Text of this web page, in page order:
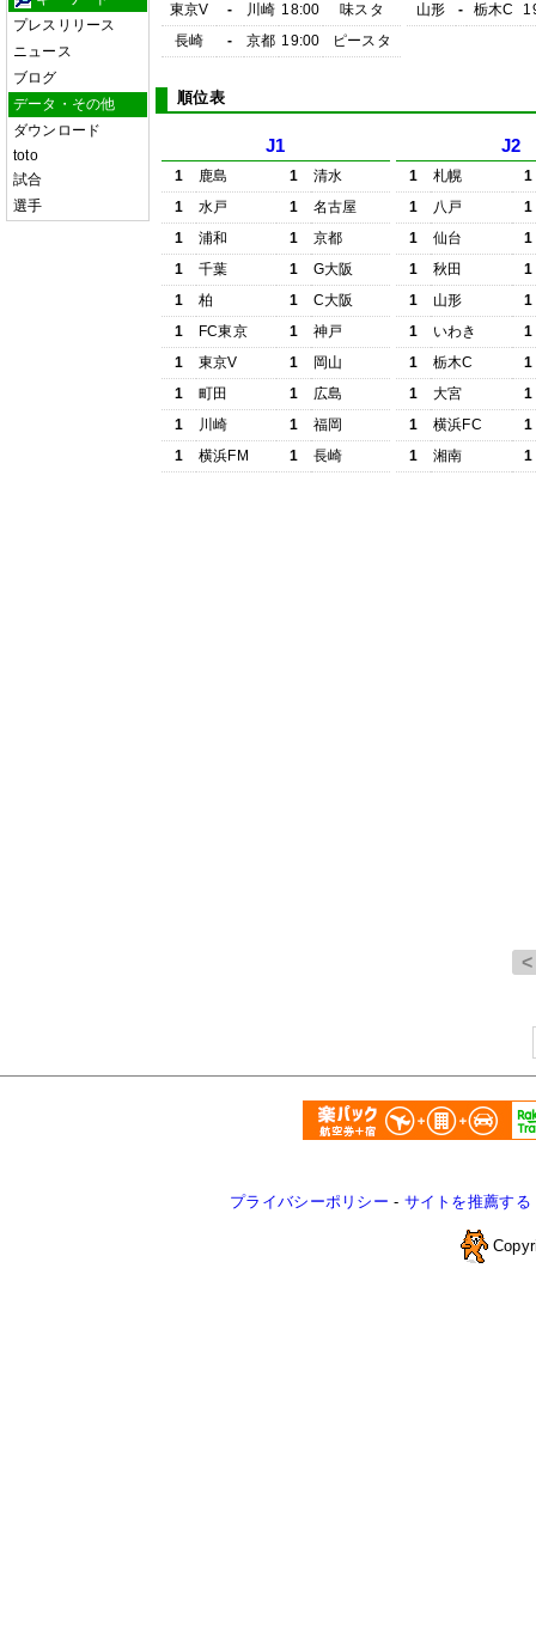
プレスリリース
ニュース
ブログ
データ・その他
ダウンロード
toto
試合
選手
東京V
- 川崎 18:00
味スタ
長崎
- 京都 19:00 ピースタ
山形
- 栃木C
順位表
J1
1 鹿島 1
清水
1
水戸 1
名古屋
1
浦和 1
京都
1
千葉 1
G大阪
1
柏 1
C大阪
1
FC東京 1
神戸
1
東京V 1
岡山
1
町田 1
広島
1
川崎 1
福岡
1
横浜FM 1 長崎
J2
1 札幌
1
1
八戸
1
1
仙台
1
1
秋田
1
1
山形
1
1
いわき
1
1
栃木C
1
1
大宮
1
1
横浜FC
1
1
湘南 1
プライバシーポリシー - サイトを推薦する